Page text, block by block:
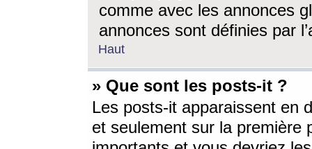
comme avec les annonces
annonces sont définies par
Haut
» Que sont les posts-it ?
Les posts-it apparaissent en
et seulement sur la première